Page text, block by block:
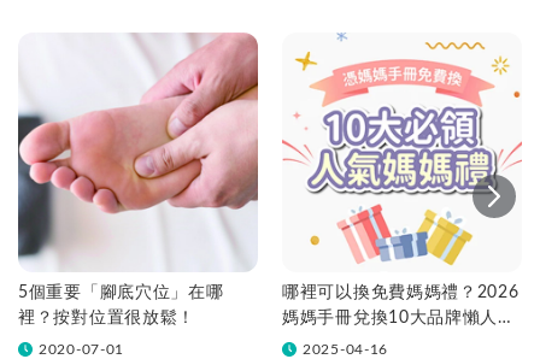
5個重要「腳底穴位」在哪
裡？按對位置很放鬆！
2020-07-01
哪裡可以換免費媽媽禮？2026
媽媽手冊兌換10大品牌懶人包
一次看！
2025-04-16